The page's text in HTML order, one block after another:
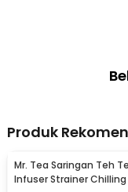
Borosilicate 1.45L -
Produk
Mr. Tea Saringan Teh
Infuser Strainer Chilling